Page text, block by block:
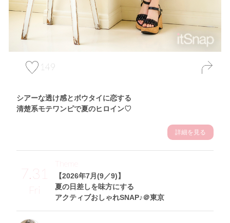
149
シアーな透け感とボウタイに恋する
清楚系モテワンピで夏のヒロイン♡
詳細を見る
7.31
Fri
【2026年7月(9／9)】
夏の日差しを味方にする
アクティブおしゃれSNAP♪＠東京
Theme